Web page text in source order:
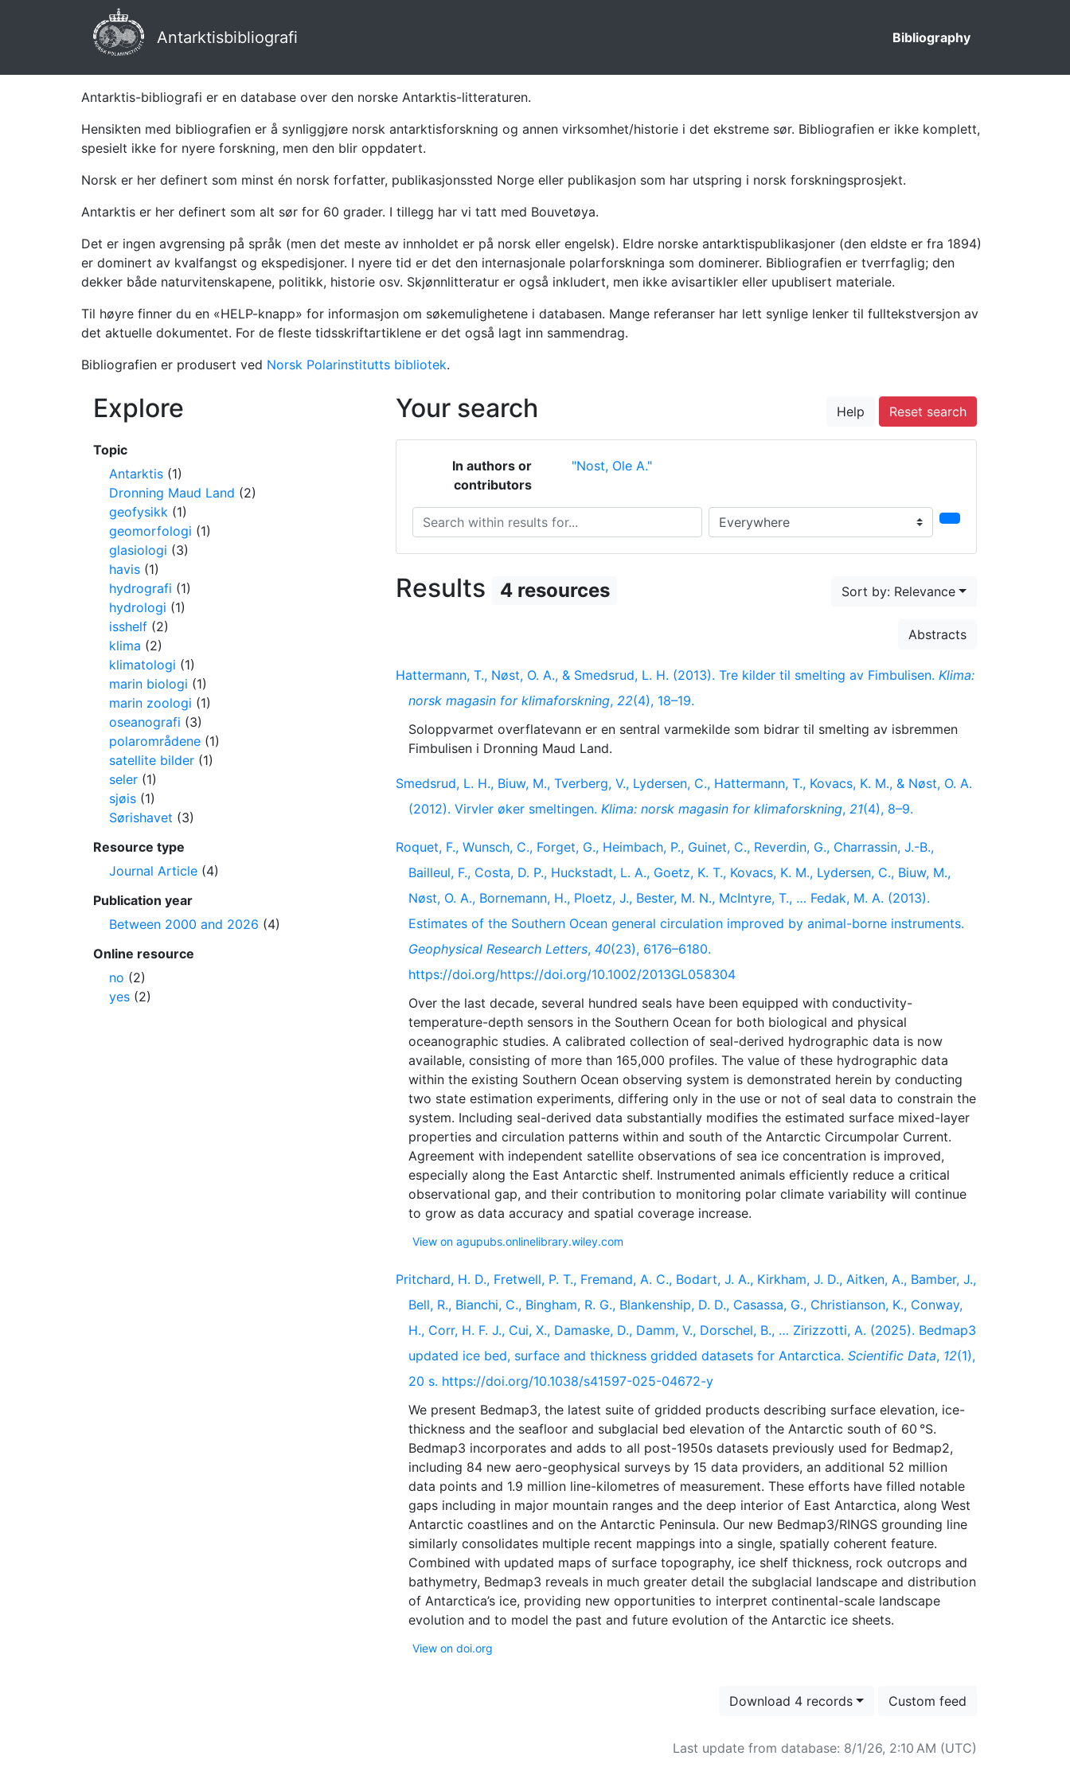
Antarktisbibliografi Bibliography
Antarktis-bibliografi er en database over den norske Antarktis-litteraturen.
Hensikten med bibliografien er å synliggjøre norsk antarktisforskning og annen virksomhet/historie i det ekstreme sør. Bibliografien er ikke komplett,
spesielt ikke for nyere forskning, men den blir oppdatert.
Norsk er her definert som minst én norsk forfatter, publikasjonssted Norge eller publikasjon som har utspring i norsk forskningsprosjekt.
Antarktis er her definert som alt sør for 60 grader. I tillegg har vi tatt med Bouvetøya.
Det er ingen avgrensing på språk (men det meste av innholdet er på norsk eller engelsk). Eldre norske antarktispublikasjoner (den eldste er fra 1894)
er dominert av kvalfangst og ekspedisjoner. I nyere tid er det den internasjonale polarforskninga som dominerer. Bibliografien er tverrfaglig; den
dekker både naturvitenskapene, politikk, historie osv. Skjønnlitteratur er også inkludert, men ikke avisartikler eller upublisert materiale.
Til høyre finner du en «HELP-knapp» for informasjon om søkemulighetene i databasen. Mange referanser har lett synlige lenker til fulltekstversjon av
det aktuelle dokumentet. For de fleste tidsskriftartiklene er det også lagt inn sammendrag.
Bibliografien er produsert ved Norsk Polarinstitutts bibliotek.
Your search Help Reset search
In authors or
contributors
"Nost, Ole A."
Search within results for... Search in...
Results 4 resources Sort by: Relevance
Abstracts
Hattermann, T., Nøst, O. A., & Smedsrud, L. H. (2013). Tre kilder til smelting av Fimbulisen. Klima:
norsk magasin for klimaforskning, 22(4), 18–19.
Soloppvarmet overflatevann er en sentral varmekilde som bidrar til smelting av isbremmen
Smedsrud, L. H., Biuw, M., Tverberg, V., Lydersen, C., Hattermann, T., Kovacs, K. M., & Nøst, O. A.
(2012). Virvler øker smeltingen. Klima: norsk magasin for klimaforskning, 21(4), 8–9.
Roquet, F., Wunsch, C., Forget, G., Heimbach, P., Guinet, C., Reverdin, G., Charrassin, J.-B.,
Bailleul, F., Costa, D. P., Huckstadt, L. A., Goetz, K. T., Kovacs, K. M., Lydersen, C., Biuw, M.,
Nøst, O. A., Bornemann, H., Ploetz, J., Bester, M. N., McIntyre, T., … Fedak, M. A. (2013).
Estimates of the Southern Ocean general circulation improved by animal-borne instruments.
Geophysical Research Letters, 40(23), 6176–6180.
https://doi.org/https://doi.org/10.1002/2013GL058304
Over the last decade, several hundred seals have been equipped with conductivity-
temperature-depth sensors in the Southern Ocean for both biological and physical
oceanographic studies. A calibrated collection of seal-derived hydrographic data is now
available, consisting of more than 165,000 profiles. The value of these hydrographic data
within the existing Southern Ocean observing system is demonstrated herein by conducting
two state estimation experiments, differing only in the use or not of seal data to constrain the
system. Including seal-derived data substantially modifies the estimated surface mixed-layer
properties and circulation patterns within and south of the Antarctic Circumpolar Current.
Agreement with independent satellite observations of sea ice concentration is improved,
especially along the East Antarctic shelf. Instrumented animals efficiently reduce a critical
observational gap, and their contribution to monitoring polar climate variability will continue
View on agupubs.onlinelibrary.wiley.com
Pritchard, H. D., Fretwell, P. T., Fremand, A. C., Bodart, J. A., Kirkham, J. D., Aitken, A., Bamber, J.,
Bell, R., Bianchi, C., Bingham, R. G., Blankenship, D. D., Casassa, G., Christianson, K., Conway,
H., Corr, H. F. J., Cui, X., Damaske, D., Damm, V., Dorschel, B., … Zirizzotti, A. (2025). Bedmap3
updated ice bed, surface and thickness gridded datasets for Antarctica. Scientific Data, 12(1),
20 s. https://doi.org/10.1038/s41597-025-04672-y
We present Bedmap3, the latest suite of gridded products describing surface elevation, ice-
thickness and the seafloor and subglacial bed elevation of the Antarctic south of 60 °S.
Bedmap3 incorporates and adds to all post-1950s datasets previously used for Bedmap2,
including 84 new aero-geophysical surveys by 15 data providers, an additional 52 million
data points and 1.9 million line-kilometres of measurement. These efforts have filled notable
gaps including in major mountain ranges and the deep interior of East Antarctica, along West
Antarctic coastlines and on the Antarctic Peninsula. Our new Bedmap3/RINGS grounding line
similarly consolidates multiple recent mappings into a single, spatially coherent feature.
Combined with updated maps of surface topography, ice shelf thickness, rock outcrops and
bathymetry, Bedmap3 reveals in much greater detail the subglacial landscape and distribution
of Antarctica’s ice, providing new opportunities to interpret continental-scale landscape
View on doi.org
Download 4 records Custom feed
Last update from database: 8/1/26, 2:10 AM (UTC)
Explore
Topic
Antarktis (1)
Dronning Maud Land (2)
geofysikk (1)
geomorfologi (1)
glasiologi (3)
havis (1)
hydrografi (1)
hydrologi (1)
isshelf (2)
klima (2)
klimatologi (1)
marin biologi (1)
marin zoologi (1)
oseanografi (3)
polarområdene (1)
satellite bilder (1)
seler (1)
sjøis (1)
Sørishavet (3)
Resource type
Journal Article (4)
Publication year
Between 2000 and 2026 (4)
Online resource
no (2)
yes (2)